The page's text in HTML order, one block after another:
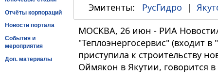
Отчёты корпораций
Новости портала
События и
мероприятия
Доп. материалы
Эмитенты: РусГидро |
МОСКВА, 26 июн - РИА
"Теплоэнергосервис" (входит в
приступила к строительству
Оймякон в Якутии, говорится